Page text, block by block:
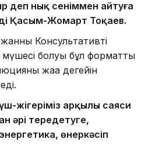
деп нық сеніммен айтуға
Қасым-Жомарт Тоқаев.
Консультативті
мүшесі болуы бұл форматты
жаңа деңгейін
жігеріміз арқылы саяси
әрі тереңдетуге,
өнеркәсіп